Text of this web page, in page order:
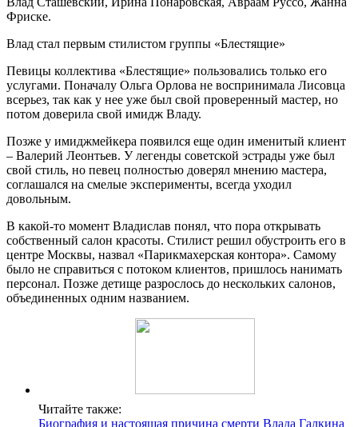
Фриске.
Влад стал первым стилистом группы «Блестящие»
Певицы коллектива «Блестящие» пользовались только его
услугами. Поначалу Ольга Орлова не воспринимала Лисовца
всерьез, так как у нее уже был свой проверенный мастер, но
потом доверила свой имидж Владу.
Позже у имиджмейкера появился еще один именитый клиент
– Валерий Леонтьев. У легенды советской эстрады уже был
свой стиль, но певец полностью доверял мнению мастера,
соглашался на смелые эксперименты, всегда уходил
довольным.
В какой-то момент Владислав понял, что пора открывать
собственный салон красоты. Стилист решил обустроить его в
центре Москвы, назвал «Парикмахерская контора». Самому
было не справиться с потоком клиентов, пришлось нанимать
персонал. Позже детище разрослось до нескольких салонов,
объединенных одним названием.
Читайте также:
Биография и настоящая причина смерти Влада Галкина